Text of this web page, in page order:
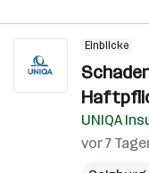
Einblicke
UNIQA
vor 7